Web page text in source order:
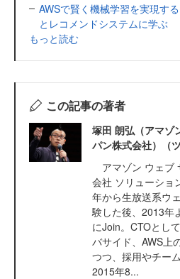
AWSで賢く機械学習を実現す
とレコメンドシステムに学ぶ
もっと読む
この記事の著者
塚田 朗弘（アマゾ
パン株式会社）（
アマゾン ウェブ
会社 ソリューシ
年から生放送系ウ
験した後、2013年
にJoin。CTOとし
バサイド、AWS上
つつ、採用やチー
2015年8...